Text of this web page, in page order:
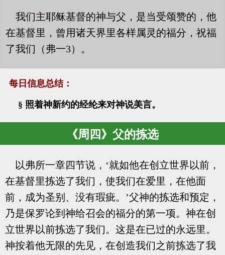
我们主耶稣基督的神与父，是当受颂赞的，他
在基督里，曾用诸天界里各样属灵的福分，祝福
了我们（弗一3）。
每日信息总结：
§ 照着神新约的经纶来对神说美言。
《周四》父的拣选
以弗所一章四节说，‘就如他在创立世界以前，
在基督里拣选了我们，使我们在爱里，在他面
前，成为圣别、没有瑕疵。’父神的拣选和预定，
乃是保罗论到神给召会的福分的第一项。神在创
立世界以前拣选了我们。这是在已过的永远里。
神按着他无限的先见，在创造我们之前拣选了我